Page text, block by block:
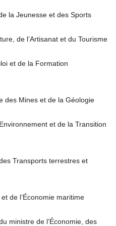
la Jeunesse et des Sports
de l’Artisanat et du Tourisme
et de la Formation
des Mines et de la Géologie
et de la Transition
Transports terrestres et
de l’Économie maritime
ministre de l’Économie, des